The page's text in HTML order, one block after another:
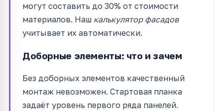
могут составить до 30% от стоимости
материалов. Наш калькулятор фасадов
учитывает их автоматически.
Доборные элементы: что и зачем
Без доборных элементов качественный
монтаж невозможен. Стартовая планка
задаёт уровень первого ряда панелей.